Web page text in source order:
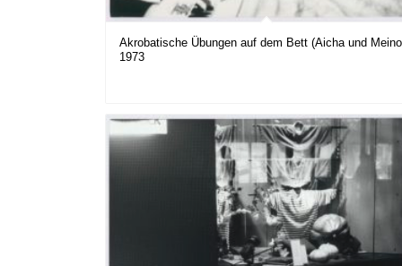
Akrobatische Übungen auf dem Bett (Aicha und
1973